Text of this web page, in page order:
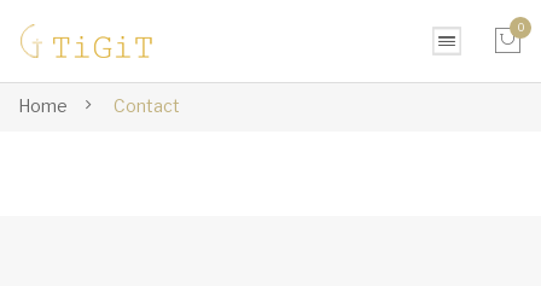
0
Home Contact